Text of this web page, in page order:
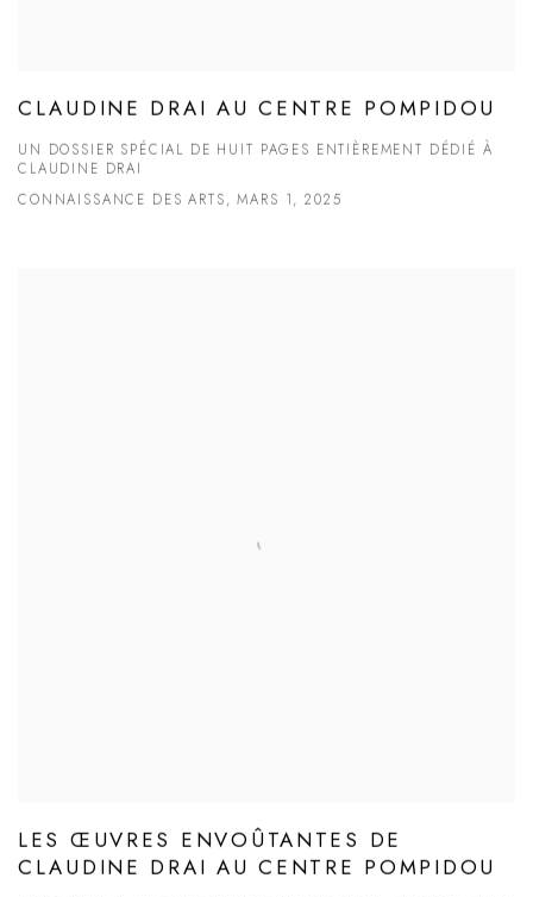
CLAUDINE DRAI AU CENTRE POMPIDOU
UN DOSSIER SPÉCIAL DE HUIT PAGES ENTIÈREMENT DÉDIÉ À
CLAUDINE DRAI
CONNAISSANCE DES ARTS, MARS 1, 2025
LES ŒUVRES ENVOÛTANTES DE
CLAUDINE DRAI AU CENTRE POMPIDOU